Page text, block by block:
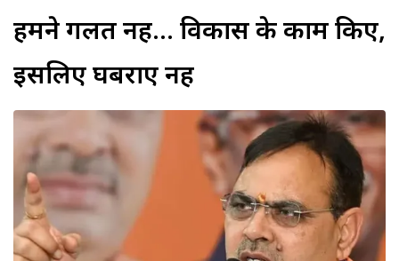
हमने गलत नहीं... विकास के काम किए,
इसलिए घबराए नहीं